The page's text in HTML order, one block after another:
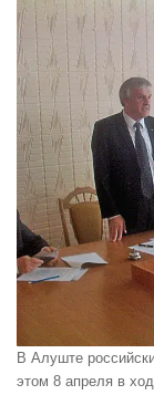
В Алуште
этом 8 апреля в